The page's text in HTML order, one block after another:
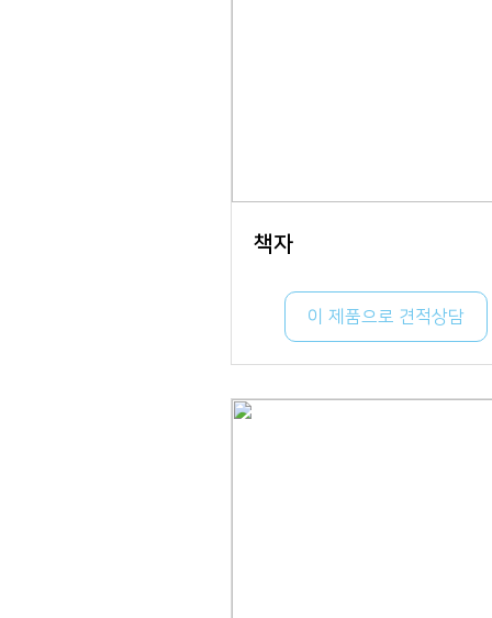
책자
이 제품으로 견적상담